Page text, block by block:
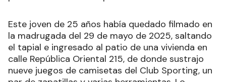
Este joven de 25 años había quedado filmado en
la madrugada del 29 de mayo de 2025, saltando
el tapial e ingresado al patio de una vivienda en
calle República Oriental 215, de donde sustrajo
nueve juegos de camisetas del Club Sporting, un